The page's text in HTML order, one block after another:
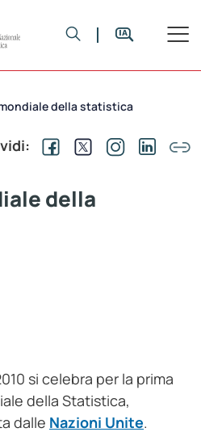
della statistica
della
si celebra per la prima
della Statistica,
dalle Nazioni Unite.